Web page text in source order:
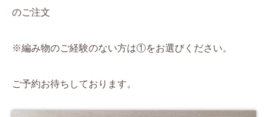
のご注文
※編み物のご経験のない方は①をお選びください。
ご予約お待ちしております。